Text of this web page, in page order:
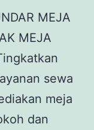
MEJA
MEJA
sewa
meja
dan